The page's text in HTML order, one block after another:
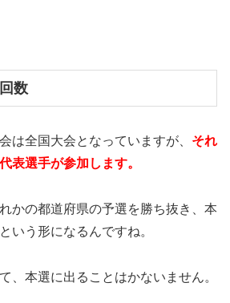
数
は全国大会となっていますが、 それ
表選手が参加します。
かの都道府県の予選を勝ち抜き、本
いう形になるんですね。
、本選に出ることはかないません。